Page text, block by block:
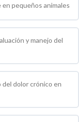
pequeños animales
y manejo del
del dolor crónico en